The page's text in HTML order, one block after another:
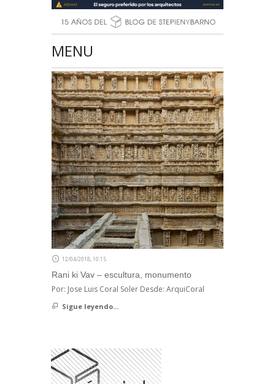
MENU
12/04/2018, 10:15
Rani ki Vav – escultura, monumento
Por: Jose Luis Coral Soler Desde: ArquiCoral
Sigue leyendo...